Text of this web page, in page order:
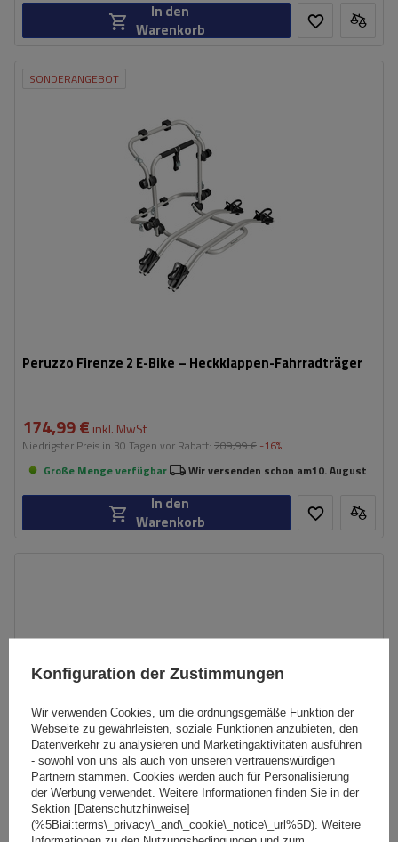
In den
Warenkorb
SONDERANGEBOT
Peruzzo Firenze 2 E-Bike – Heckklappen-Fahrradträger
45 kg
kompatibel mit Elektrofahrrädern
Aluminiumkonstruktion
174,99 € inkl. MwSt
Niedrigster Preis in 30 Tagen vor Rabatt: 209,99 € -16%
Große Menge verfügbar
Wir versenden schon am10. August
In den
Warenkorb
Konfiguration der Zustimmungen
Wir verwenden Cookies, um die ordnungsgemäße Funktion der
Webseite zu gewährleisten, soziale Funktionen anzubieten, den
Datenverkehr zu analysieren und Marketingaktivitäten ausführen
- sowohl von uns als auch von unseren vertrauenswürdigen
Partnern stammen. Cookies werden auch für Personalisierung
der Werbung verwendet. Weitere Informationen finden Sie in der
Sektion [Datenschutzhinweise]
(%5Biai:terms\_privacy\_and\_cookie\_notice\_url%5D). Weitere